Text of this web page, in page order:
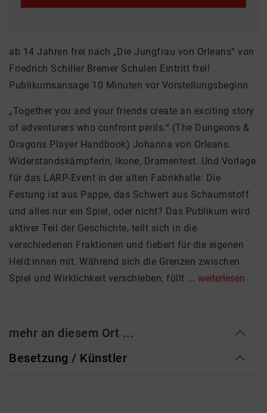
ab 14 Jahren frei nach „Die Jungfrau von Orleans“ von
Friedrich Schiller Bremer Schulen Eintritt frei!
Publikumsansage 10 Minuten vor Vorstellungsbeginn
„Together you and your friends create an exciting story
of adventurers who confront perils.“ (The Dungeons &
Dragons Player Handbook) Johanna von Orleans.
Widerstandskämpferin, Ikone, Dramentext. Und Vorlage
für das LARP-Event in der alten Fabrikhalle: Die
Festung ist aus Pappe, das Schwert aus Schaumstoff
und alles nur ein Spiel, oder nicht? Das Publikum wird
aktiver Teil der Geschichte, teilt sich in die
verschiedenen Fraktionen und fiebert für die eigenen
Held:innen mit. Während sich die Grenzen zwischen
Spiel und Wirklichkeit verschieben, füllt ... weiterlesen
mehr an diesem Ort ...
Besetzung / Künstler